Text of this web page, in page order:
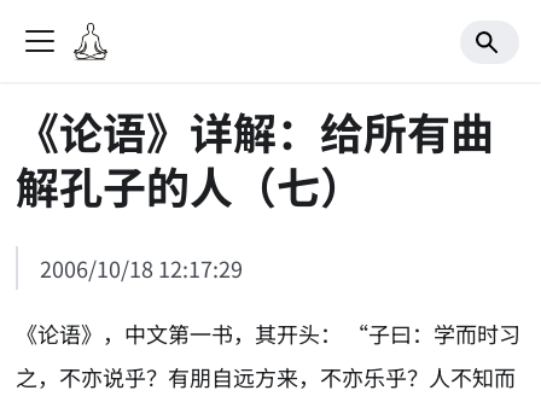
《论语》详解：给所有曲
解孔子的人（七）
2006/10/18 12:17:29
《论语》，中文第一书，其开头： “子曰：学而时习
之，不亦说乎？有朋自远方来，不亦乐乎？人不知而